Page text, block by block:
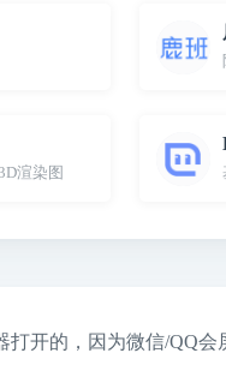
渲染图
开的，因为微信/QQ会